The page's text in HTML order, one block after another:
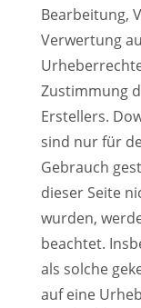
Bearbeitung,
Verwertung
Zustimmung
Erstellers.
sind nur für
Gebrauch
dieser Seite
wurden,
beachtet.
als solche
auf eine